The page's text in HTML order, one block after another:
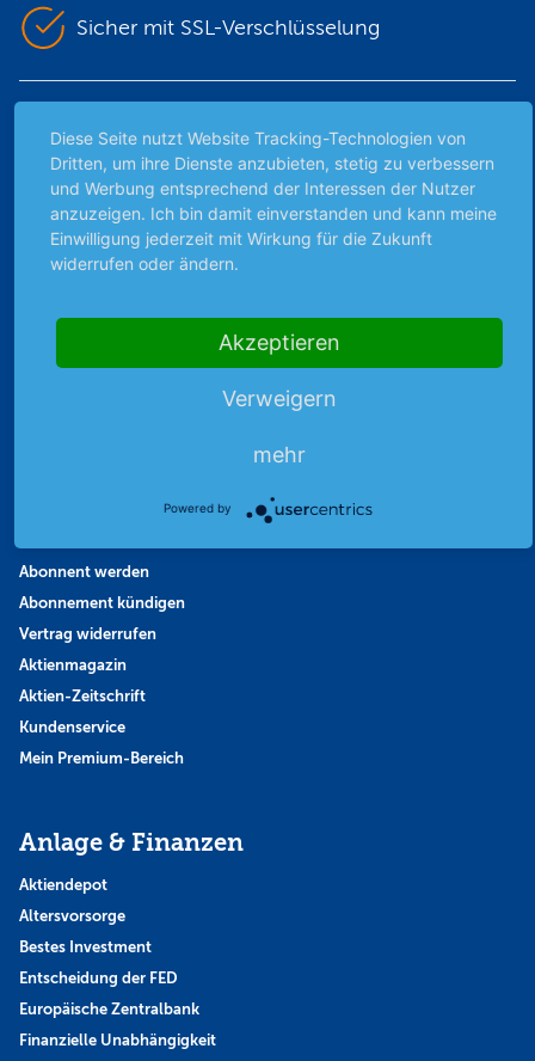
Sicher mit SSL-Verschlüsselung
Archiv
Börsenbericht
Börsengerüchte
Börsengespräche
Favoriten
Abonnent werden
Abonnement kündigen
Vertrag widerrufen
Aktienmagazin
Aktien-Zeitschrift
Kundenservice
Mein Premium-Bereich
Anlage & Finanzen
Aktiendepot
Altersvorsorge
Bestes Investment
Entscheidung der FED
Europäische Zentralbank
Finanzielle Unabhängigkeit
Diese Seite nutzt Website Tracking-Technologien von
Dritten, um ihre Dienste anzubieten, stetig zu verbessern
und Werbung entsprechend der Interessen der Nutzer
anzuzeigen. Ich bin damit einverstanden und kann meine
Einwilligung jederzeit mit Wirkung für die Zukunft
widerrufen oder ändern.
Akzeptieren
Verweigern
mehr
Powered by